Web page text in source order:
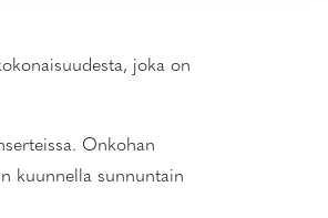
joka on
Onkohan
kuunnella sunnuntain